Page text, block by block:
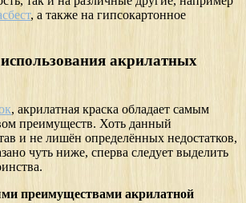
, а также на гипсокартонное
акрилатных
, акрилатная краска обладает самым
преимуществ. Хоть данный
и не лишён определённых недостатков,
чуть ниже, сперва следует выделить
преимуществами акрилатной